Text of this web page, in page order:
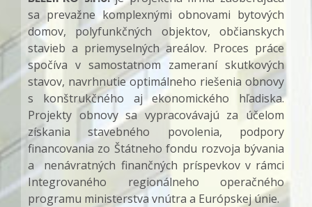
sa prevažne komplexnými obnovami bytových
domov, polyfunkčných objektov, občianskych
stavieb a priemyselných areálov. Proces práce
spočíva v samostatnom zameraní skutkových
stavov, navrhnutie optimálneho riešenia obnovy
s konštrukčného aj ekonomického hľadiska.
Projekty obnovy sa vypracovávajú za účelom
získania stavebného povolenia, podpory
financovania zo Štátneho fondu rozvoja bývania
a nenávratných finančných príspevkov v rámci
Integrovaného regionálneho operačného
programu ministerstva vnútra a Európskej únie.